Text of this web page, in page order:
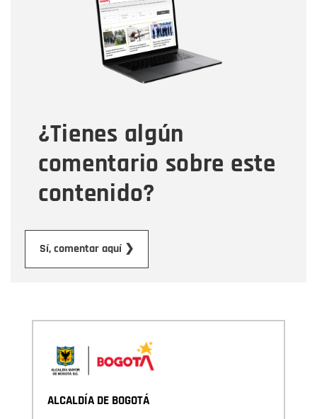
¿Tienes algún
comentario sobre este
contenido?
Sí, comentar aquí ❯
Correo electrónico
Tipo de comentario
Mensaje
ALCALDÍA DE BOGOTÁ